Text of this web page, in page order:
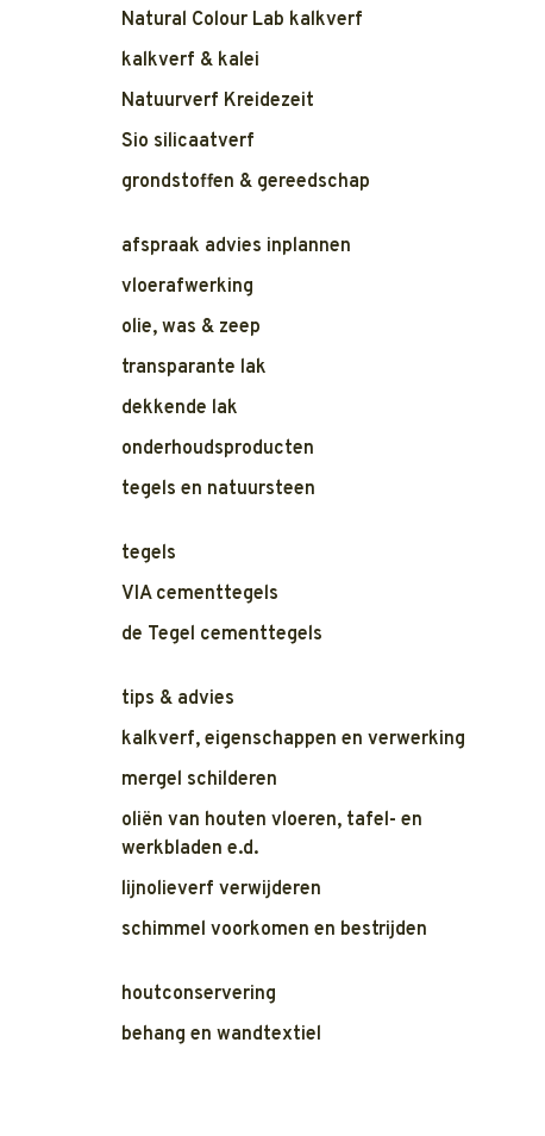
Natural Colour Lab kalkverf
kalkverf & kalei
Natuurverf Kreidezeit
Sio silicaatverf
grondstoffen & gereedschap
afspraak advies inplannen
vloerafwerking
olie, was & zeep
transparante lak
dekkende lak
onderhoudsproducten
tegels en natuursteen
tegels
VIA cementtegels
de Tegel cementtegels
tips & advies
kalkverf, eigenschappen en verwerking
mergel schilderen
oliën van houten vloeren, tafel- en
werkbladen e.d.
lijnolieverf verwijderen
schimmel voorkomen en bestrijden
houtconservering
behang en wandtextiel